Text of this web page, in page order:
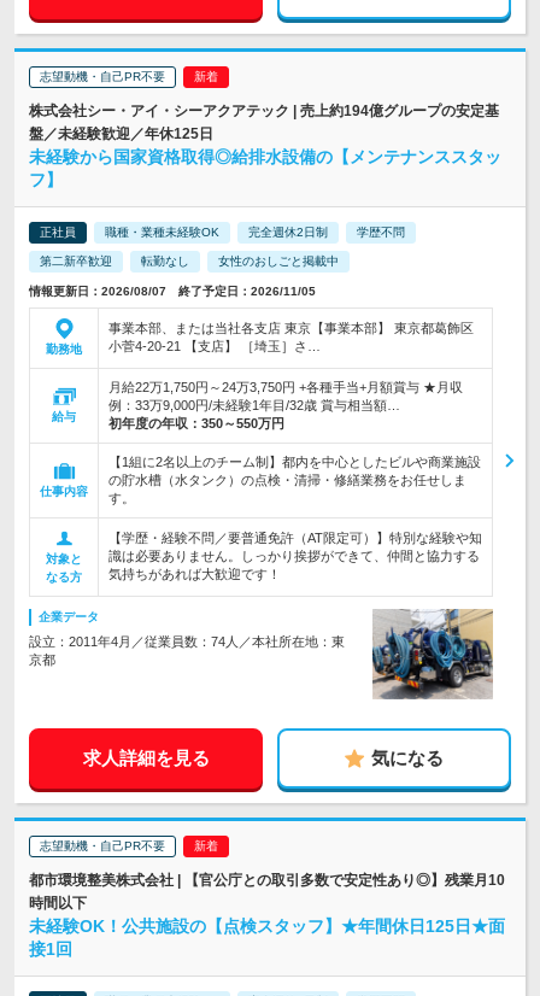
志望動機・自己PR不要
株式会社シー・アイ・シーアクアテック | 売上約194億グループの安定基
盤／未経験歓迎／年休125日
未経験から国家資格取得◎給排水設備の【メンテナンススタッ
フ】
正社員 職種・業種未経験OK 完全週休2日制 学歴不問
第二新卒歓迎 転勤なし 女性のおしごと掲載中
情報更新日：2026/08/07 終了予定日：2026/11/05
勤務地
事業本部、または当社各支店 東京【事業本部】 東京都葛飾区
小菅4-20-21 【支店】 ［埼玉］さ…
給与
月給22万1,750円～24万3,750円 +各種手当+月額賞与 ★月収
例：33万9,000円/未経験1年目/32歳 賞与相当額…
初年度の年収： 350～550万円
仕事内容
【1組に2名以上のチーム制】都内を中心としたビルや商業施設
の貯水槽（水タンク）の点検・清掃・修繕業務をお任せしま
す。
対象と
なる方
【学歴・経験不問／要普通免許（AT限定可）】特別な経験や知
識は必要ありません。しっかり挨拶ができて、仲間と協力する
気持ちがあれば大歓迎です！
企業データ
設立：2011年4月／従業員数：74人／本社所在地：東
京都
求人詳細を見る 気になる
志望動機・自己PR不要
都市環境整美株式会社 | 【官公庁との取引多数で安定性あり◎】残業月10
時間以下
未経験OK！公共施設の【点検スタッフ】★年間休日125日★面
接1回